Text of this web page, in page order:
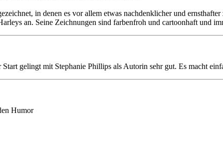
in denen es vor allem etwas nachdenklicher und
an. Seine Zeichnungen sind farbenfroh und cartoonhaft und
gelingt mit Stephanie Phillips als Autorin sehr gut. Es macht
Humor